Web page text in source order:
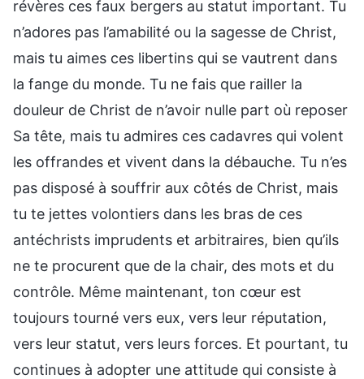
révères ces faux bergers au statut important. Tu
n’adores pas l’amabilité ou la sagesse de Christ,
mais tu aimes ces libertins qui se vautrent dans
la fange du monde. Tu ne fais que railler la
douleur de Christ de n’avoir nulle part où reposer
Sa tête, mais tu admires ces cadavres qui volent
les offrandes et vivent dans la débauche. Tu n’es
pas disposé à souffrir aux côtés de Christ, mais
tu te jettes volontiers dans les bras de ces
antéchrists imprudents et arbitraires, bien qu’ils
ne te procurent que de la chair, des mots et du
contrôle. Même maintenant, ton cœur est
toujours tourné vers eux, vers leur réputation,
vers leur statut, vers leurs forces. Et pourtant, tu
continues à adopter une attitude qui consiste à